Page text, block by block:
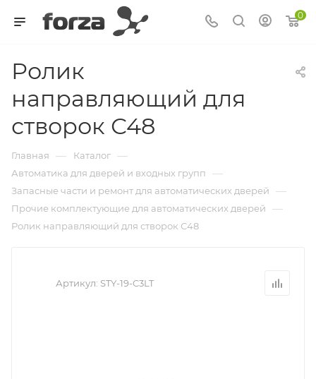
0
Ролик
направляющий для
створок С48
Главная — Каталог —
Автоматика для дверей и входных групп —
Запасные части и ремонт для автоматических дверей —
Прочие комплектующие для автоматических дверей —
Ролик направляющий для створок С48
Артикул: STY-19-C3LT